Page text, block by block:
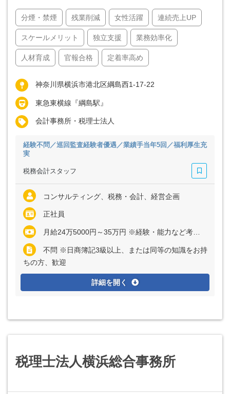
分煙・禁煙 残業削減 女性活躍 連続売上UP
スケールメリット 独立支援 業務効率化
人材育成 官報合格 定着率高め
神奈川県横浜市港北区綱島西1-17-22
東急東横線『綱島駅』
会計事務所・税理士法人
経験不問／巡回監査経験者優遇／業績手当年5回／福利厚生充
実
税務会計スタッフ
コンサルティング、税務・会計、経営企画
正社員
月給24万5000円～35万円 ※経験・能力など考慮の上、決定いたします ※上記に固定残業代（月20時間分＝3万5000円～5万円）を含む ※超過分は別途全額支給
不問 ※日商簿記3級以上、または同等の知識をお持
ちの方、歓迎
詳細を開く
税理士法人横浜総合事務所